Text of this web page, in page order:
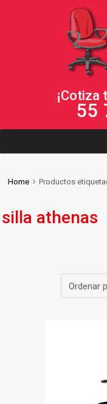
¡Cotiza
55
Home Productos
silla athenas